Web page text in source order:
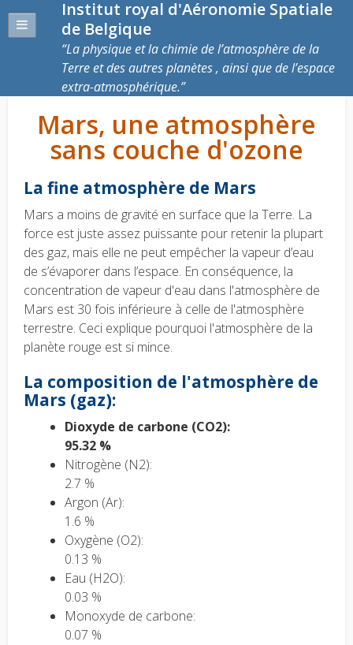
Institut royal d'Aéronomie Spatiale
de Belgique
La physique et la chimie de l’atmosphère de la
Terre et des autres planètes , ainsi que de l’espace
extra-atmosphérique.
Mars, une atmosphère
sans couche d'ozone
La fine atmosphère de Mars
Mars a moins de gravité en surface que la Terre. La
force est juste assez puissante pour retenir la plupart
des gaz, mais elle ne peut empêcher la vapeur d’eau
de s’évaporer dans l’espace. En conséquence, la
concentration de vapeur d'eau dans l'atmosphère de
Mars est 30 fois inférieure à celle de l'atmosphère
terrestre. Ceci explique pourquoi l'atmosphère de la
planète rouge est si mince.
La composition de l'atmosphère de
Mars (gaz):
Dioxyde de carbone (CO2):
95.32 %
Nitrogène (N2):
2.7 %
Argon (Ar):
1.6 %
Oxygène (O2):
0.13 %
Eau (H2O):
0.03 %
Monoxyde de carbone:
0.07 %